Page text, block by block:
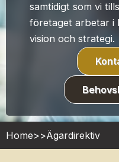
samtidigt som vi
företaget arbetar i
vision och strategi.
Home>>Ägardirektiv